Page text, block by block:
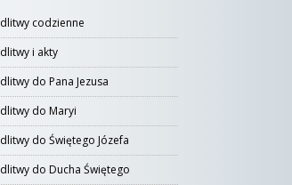
codzienne
i akty
do Pana Jezusa
do Maryi
do Świętego Józefa
do Ducha Świętego